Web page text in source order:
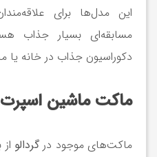
این مدل‌ها برای
مسابقه‌ای بسیار جذاب
دکوراسیون جذاب در خانه یا
ماکت ماشین اسپرت
ماکت‌های موجود درگردالو